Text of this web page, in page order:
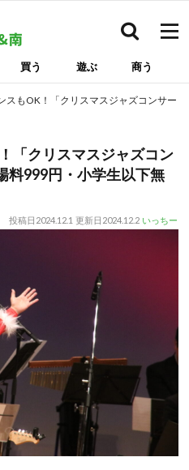
買う 遊ぶ 商う
スもOK！「クリスマスジャズコンサー
「クリスマスジャズコン
料999円・小学生以下無
投稿日 2024.12.1 更新日 2024.12.2 いっちー